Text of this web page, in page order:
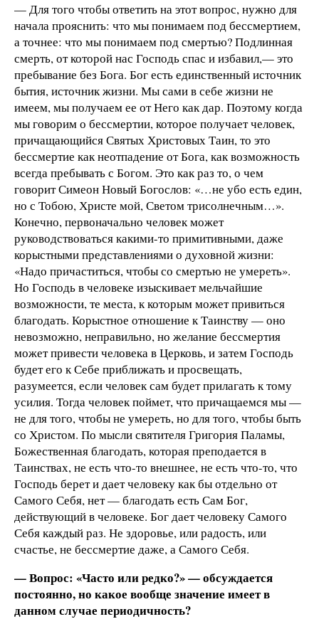
— Для того чтобы ответить на этот вопрос, нужно для
начала прояснить: что мы понимаем под бессмертием,
а точнее: что мы понимаем под смертью? Подлинная
смерть, от которой нас Господь спас и избавил,— это
пребывание без Бога. Бог есть единственный источник
бытия, источник жизни. Мы сами в себе жизни не
имеем, мы получаем ее от Него как дар. Поэтому когда
мы говорим о бессмертии, которое получает человек,
причащающийся Святых Христовых Таин, то это
бессмертие как неотпадение от Бога, как возможность
всегда пребывать с Богом. Это как раз то, о чем
говорит Симеон Новый Богослов: «…не убо есть един,
но с Тобою, Христе мой, Светом трисолнечным…».
Конечно, первоначально человек может
руководствоваться какими-то примитивными, даже
корыстными представлениями о духовной жизни:
«Надо причаститься, чтобы со смертью не умереть».
Но Господь в человеке изыскивает мельчайшие
возможности, те места, к которым может привиться
благодать. Корыстное отношение к Таинству — оно
невозможно, неправильно, но желание бессмертия
может привести человека в Церковь, и затем Господь
будет его к Себе приближать и просвещать,
разумеется, если человек сам будет прилагать к тому
усилия. Тогда человек поймет, что причащаемся мы —
не для того, чтобы не умереть, но для того, чтобы быть
со Христом. По мысли святителя Григория Паламы,
Божественная благодать, которая преподается в
Таинствах, не есть что-то внешнее, не есть что-то, что
Господь берет и дает человеку как бы отдельно от
Самого Себя, нет — благодать есть Сам Бог,
действующий в человеке. Бог дает человеку Самого
Себя каждый раз. Не здоровье, или радость, или
счастье, не бессмертие даже, а Самого Себя.
— Вопрос: «Часто или редко?» — обсуждается
постоянно, но какое вообще значение имеет в
данном случае периодичность?